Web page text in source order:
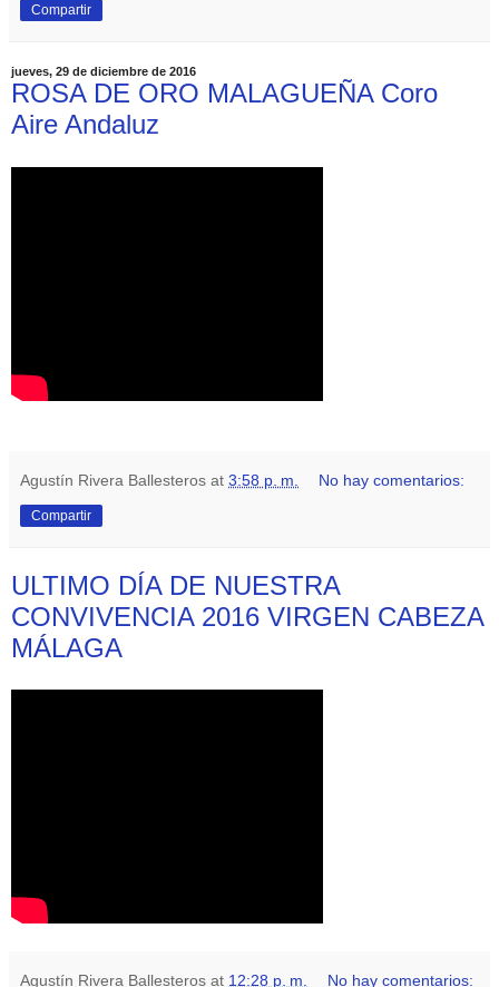
Compartir
jueves, 29 de diciembre de 2016
ROSA DE ORO MALAGUEÑA Coro
Aire Andaluz
Agustín Rivera Ballesteros at 3:58 p. m. No hay comentarios:
Compartir
ULTIMO DÍA DE NUESTRA
CONVIVENCIA 2016 VIRGEN CABEZA
MÁLAGA
Agustín Rivera Ballesteros at 12:28 p. m. No hay comentarios: